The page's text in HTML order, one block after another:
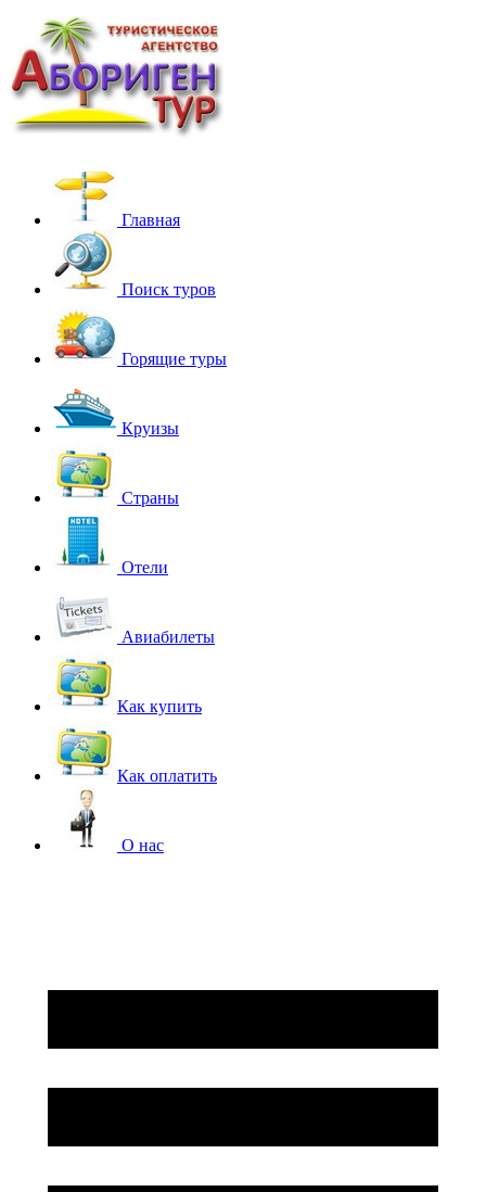
Главная
Поиск туров
Горящие туры
Круизы
Страны
Отели
Авиабилеты
Как купить
Как оплатить
О нас